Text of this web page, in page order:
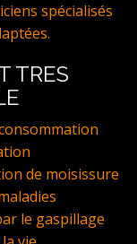
spécialisés
TRES
de moisissure
le gaspillage